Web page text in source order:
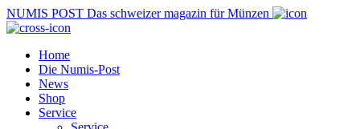
NUMIS POST Das schweizer magazin für Münzen
Home
Die Numis-Post
News
Shop
Service